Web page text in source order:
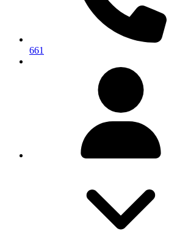
661